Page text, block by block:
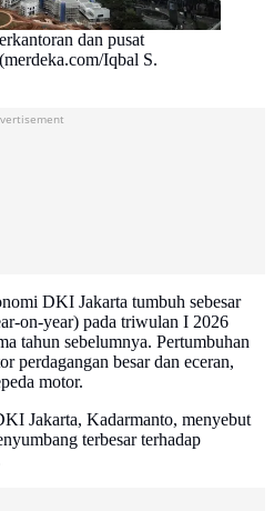
dan pusat
Iqbal S.
DKI Jakarta tumbuh sebesar
on-year) pada triwulan I 2026
tahun sebelumnya. Pertumbuhan
perdagangan besar dan eceran,
motor.
Jakarta, Kadarmanto, menyebut
terbesar terhadap